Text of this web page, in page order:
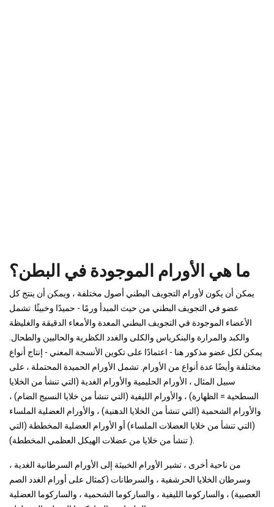
ما هي الأورام الموجودة في البطن؟
يمكن أن يكون لأورام التجويف البطني أصول مختلفة ، ويمكن أن ينتج كل
عضو في التجويف البطني من حيث المبدأ ورمًا - حميدًا وخبيثًا. تشمل
الأعضاء الموجودة في التجويف البطني المعدة والأمعاء الدقيقة والغليظة
والكبد والمرارة والبنكرياس والكلى والغدد الكظرية والحالبين والطحال.
يمكن لكل عضو مذكور هنا - اعتمادًا على تكوين الأنسجة المعني - إنتاج أنواع
مختلفة وأيضًا عدة أنواع من الأورام. تشمل الأورام الحميدة المحتملة ، على
سبيل المثال ، الأورام الحليمية والأورام الغدية (التي تنشأ من الخلايا
السطحية = الظهارة) ، والأورام الليفية (التي تنشأ من خلايا النسيج الضام) ،
والأورام الشحمية (التي تنشأ من الخلايا الدهنية) ، والأورام العضلية الملساء
(التي تنشأ من خلايا العضلات الملساء) أو الأورام العضلية المخططة (التي
تنشأ من خلايا من عضلات الهيكل العظمي المخططة) ).
من ناحية أخرى ، تشير الأورام الخبيثة إلى الأورام السرطانية الغدية ،
وسرطان الخلايا الحرشفية ، والسرطانات (كمثال على أورام الغدد الصم
العصبية) ، والساركوما الليفية ، والساركوما الشحمية ، والساركوما العضلية